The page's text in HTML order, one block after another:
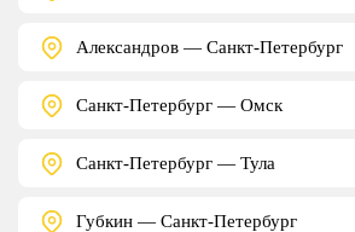
Александров — Санкт-Петербург
Санкт-Петербург — Омск
Санкт-Петербург — Тула
Губкин — Санкт-Петербург